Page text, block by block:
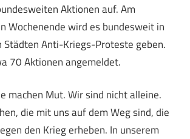
Aktionen auf. Am
Wochenende wird es bundesweit in
Städten Anti-Kriegs-Proteste geben.
70 Aktionen angemeldet.
machen Mut. Wir sind nicht alleine.
die mit uns auf dem Weg sind, die
den Krieg erheben. In unserem